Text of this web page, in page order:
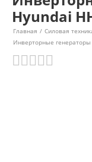
Hyundai
Главная / Силовая
Инверторные генераторы